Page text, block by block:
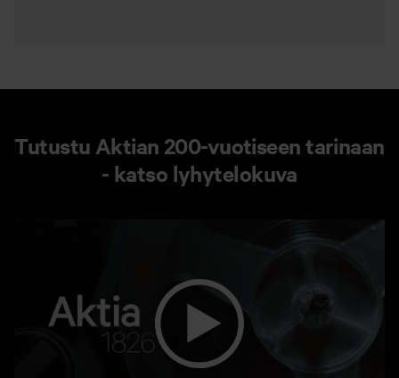
Tutustu Aktian 200-vuotiseen tarinaan
- katso lyhytelokuva